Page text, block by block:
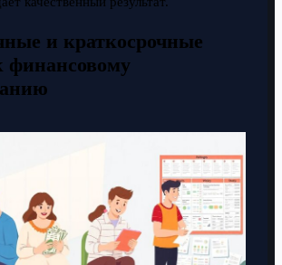
и краткосрочные
финансовому